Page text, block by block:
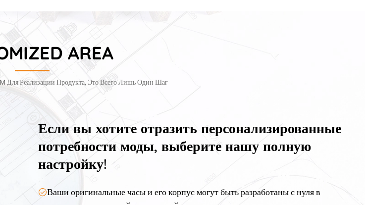
AREA
Для Реализации Продукта, Это Всего Лишь Один Шаг
Если вы хотите отразить персонализированные
потребности моды, выберите нашу полную
настройку!
Ваши оригинальные часы и его корпус могут быть разработаны с нуля в